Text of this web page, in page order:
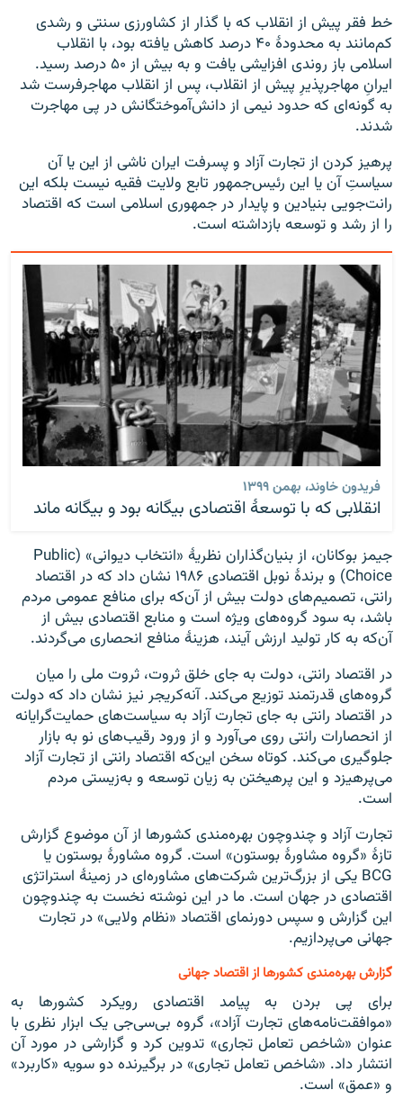
خط فقر پیش از انقلاب که با گذار از کشاورزی سنتی و رشدی
کم‌مانند به محدودهٔ ۴۰ درصد کاهش یافته بود، با انقلاب
اسلامی باز روندی افزایشی یافت و به بیش از ۵۰ درصد رسید.
ایرانِ مهاجرپذیرِ پیش از انقلاب، پس از انقلاب مهاجرفرست شد
به گونه‌ای که حدود نیمی از دانش‌آموختگانش در پی مهاجرت
شدند.
پرهیز کردن از تجارت آزاد و پسرفت ایران ناشی از این یا آن
سیاستِ آن یا این رئیس‌جمهور تابع ولایت فقیه نیست بلکه این
رانت‌جویی بنیادین و پایدار در جمهوری اسلامی است که اقتصاد
را از رشد و توسعه بازداشته است.
فریدون خاوند، بهمن ۱۳۹۹
انقلابی که با توسعهٔ اقتصادی بیگانه بود و بیگانه ماند
جیمز بوکانان، از بنیان‌گذاران نظریهٔ «انتخاب دیوانی» (Public
Choice) و برندهٔ نوبل اقتصادی ۱۹۸۶ نشان داد که در اقتصاد
رانتی، تصمیم‌های دولت بیش از آن‌که برای منافع عمومی مردم
باشد، به سود گروه‌های ویژه است و منابع اقتصادی بیش از
آن‌که به کار تولید ارزش آیند، هزینهٔ منافع انحصاری می‌گردند.
در اقتصاد رانتی، دولت به جای خلق ثروت، ثروت ملی را میان
گروه‌های قدرتمند توزیع می‌کند. آنه‌کریجر نیز نشان داد که دولت
در اقتصاد رانتی به جای تجارت آزاد به سیاست‌های حمایت‌گرایانه
از انحصارات رانتی روی می‌‌آورد و از ورود رقیب‌های نو به بازار
جلوگیری می‌کند. کوتاه سخن این‌که اقتصاد رانتی از تجارت آزاد
می‌پرهیزد و این پرهیختن به زیان توسعه و به‌زیستی مردم
است.
تجارت آزاد و چندوچون بهره‌مندی کشورها از آن موضوع گزارش
تازهٔ «گروه مشاورهٔ بوستون» است. گروه مشاورهٔ بوستون یا
BCG یکی از بزرگ‌ترین شرکت‌های مشاوره‌ای در زمینهٔ استراتژی
اقتصادی در جهان است. ما در این نوشته نخست به چندوچون
این گزارش و سپس دورنمای اقتصاد «نظام ولایی» در تجارت
جهانی می‌پردازیم.
گزارش بهره‌مندی کشورها از اقتصاد جهانی
برای پی بردن به پیامد اقتصادی رویکرد کشورها به
«موافقت‌نامه‌های تجارت آزاد»، گروه بی‌سی‌جی یک ابزار نظری با
عنوان «شاخص تعامل تجاری» تدوین کرد و گزارشی در مورد آن
انتشار داد. «شاخص تعامل تجاری» در برگیرنده دو سویه «کاربرد»
و «عمق» است.